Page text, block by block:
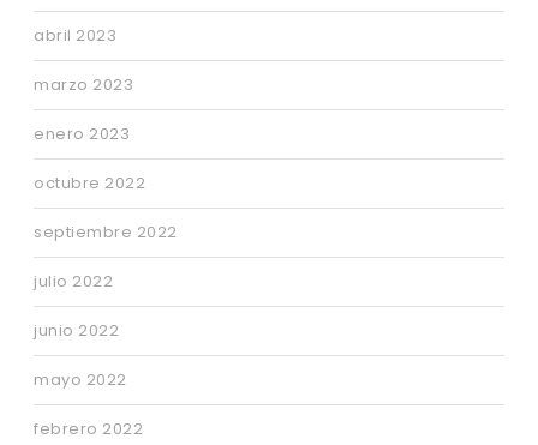
abril 2023
marzo 2023
enero 2023
octubre 2022
septiembre 2022
julio 2022
junio 2022
mayo 2022
febrero 2022